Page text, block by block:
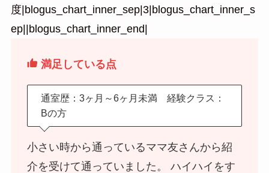
度|blogus_chart_inner_sep|3|blogus_chart_inner_s
ep||blogus_chart_inner_end|
満足している点
通室歴：3ヶ月～6ヶ月未満 経験クラス：
Bの方
小さい時から通っているママ友さんから紹
介を受けて通っていました。 ハイハイをす